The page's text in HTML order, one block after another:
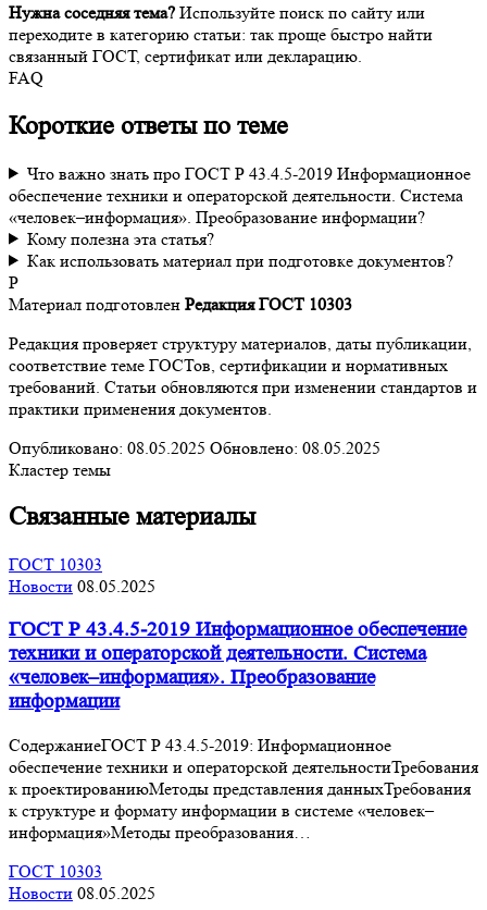
Нужна соседняя тема? Используйте поиск по сайту или
переходите в категорию статьи: так проще быстро найти
связанный ГОСТ, сертификат или декларацию.
FAQ
Короткие ответы по теме
Что важно знать про ГОСТ Р 43.4.5-2019 Информационное
обеспечение техники и операторской деятельности. Система
«человек–информация». Преобразование информации?
Кому полезна эта статья?
Как использовать материал при подготовке документов?
Р
Материал подготовлен Редакция ГОСТ 10303
Редакция проверяет структуру материалов, даты публикации,
соответствие теме ГОСТов, сертификации и нормативных
требований. Статьи обновляются при изменении стандартов и
практики применения документов.
Опубликовано: 08.05.2025 Обновлено: 08.05.2025
Кластер темы
Связанные материалы
ГОСТ 10303
Новости 08.05.2025
ГОСТ Р 43.4.5-2019 Информационное обеспечение
техники и операторской деятельности. Система
«человек–информация». Преобразование
информации
СодержаниеГОСТ Р 43.4.5-2019: Информационное
обеспечение техники и операторской деятельностиТребования
к проектированиюМетоды представления данныхТребования
к структуре и формату информации в системе «человек–
информация»Методы преобразования…
ГОСТ 10303
Новости 08.05.2025